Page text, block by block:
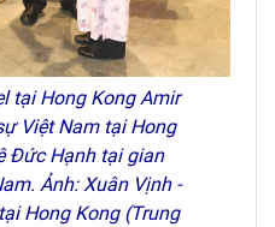
tại Hong Kong Amir
Việt Nam tại Hong
Đức Hạnh tại gian
Ảnh: Xuân Vịnh -
Hong Kong (Trung